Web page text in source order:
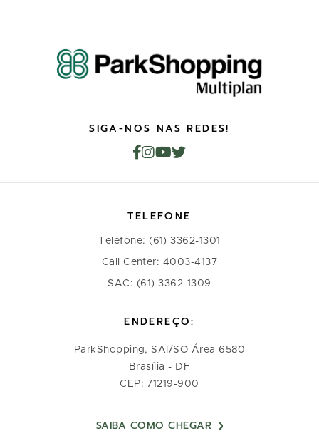
SIGA-NOS NAS REDES!
TELEFONE
Telefone: (61) 3362-1301
Call Center: 4003-4137
SAC: (61) 3362-1309
ENDEREÇO:
ParkShopping, SAI/SO Área 6580
Brasília - DF
CEP: 71219-900
SAIBA COMO CHEGAR